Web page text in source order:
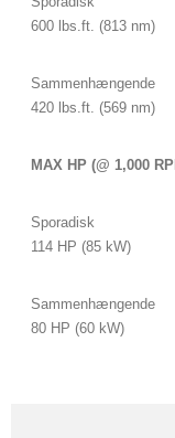
600 lbs.ft. (813 nm)
Sammenhængende
420 lbs.ft. (569 nm)
MAX HP (@ 1,000
Sporadisk
114 HP (85 kW)
Sammenhængende
80 HP (60 kW)